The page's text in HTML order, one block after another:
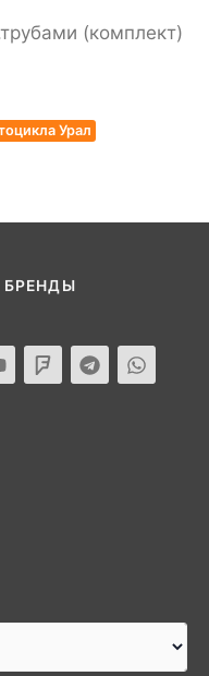
(комплект)
Урал
БРЕНДЫ